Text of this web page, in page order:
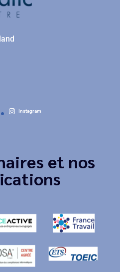
Instagram
et nos